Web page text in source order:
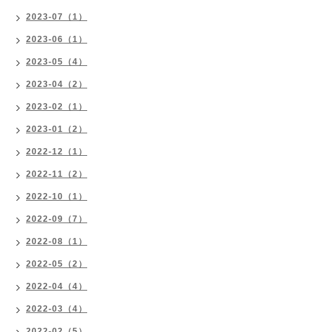
2023-07（1）
2023-06（1）
2023-05（4）
2023-04（2）
2023-02（1）
2023-01（2）
2022-12（1）
2022-11（2）
2022-10（1）
2022-09（7）
2022-08（1）
2022-05（2）
2022-04（4）
2022-03（4）